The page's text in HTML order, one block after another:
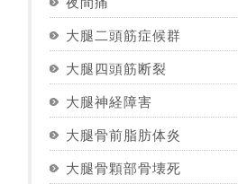
大腿二頭筋症候群
大腿四頭筋断裂
大腿神経障害
大腿骨前脂肪体炎
大腿骨顆部骨壊死